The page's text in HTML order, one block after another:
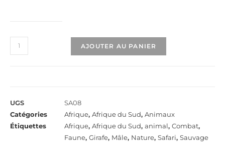
AJOUTER AU PANIER
UGS
SA08
Catégories
Afrique, Afrique du Sud, Animaux
Étiquettes
Afrique, Afrique du Sud, animal, Combat,
Faune, Girafe, Mâle, Nature, Safari, Sauvage